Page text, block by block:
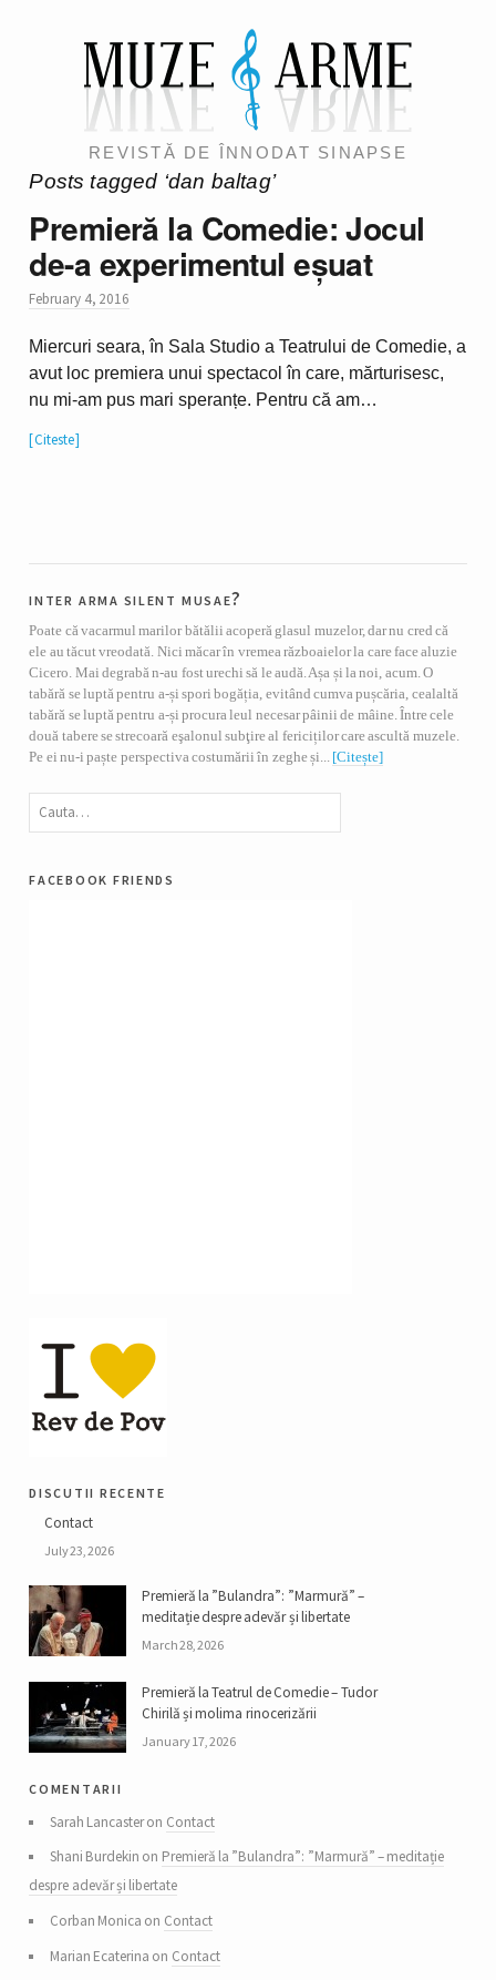
REVISTĂ DE ÎNNODAT SINAPSE
Posts tagged ‘dan baltag’
Premieră la Comedie: Jocul
de-a experimentul eșuat
February 4, 2016
Miercuri seara, în Sala Studio a Teatrului de Comedie, a
avut loc premiera unui spectacol în care, mărturisesc,
nu mi-am pus mari speranțe. Pentru că am…
Citeste
inter arma silent musae?
Poate că vacarmul marilor bătălii acoperă glasul muzelor, dar nu cred că
ele au tăcut vreodată. Nici măcar în vremea războaielor la care face aluzie
Cicero. Mai degrabă n-au fost urechi să le audă. Așa și la noi, acum. O
tabără se luptă pentru a-și spori bogăția, evitând cumva pușcăria, cealaltă
tabără se luptă pentru a-și procura leul necesar pâinii de mâine. Între cele
două tabere se strecoară eşalonul subţire al fericiților care ascultă muzele.
Pe ei nu-i paște perspectiva costumării în zeghe și... [Citește]
facebook friends
discutii recente
Contact
July 23, 2026
Premieră la ”Bulandra”: ”Marmură” –
meditație despre adevăr și libertate
March 28, 2026
Premieră la Teatrul de Comedie – Tudor
Chirilă și molima rinocerizării
January 17, 2026
comentarii
Sarah Lancaster on Contact
Shani Burdekin on Premieră la ”Bulandra”: ”Marmură” – meditație
despre adevăr și libertate
Corban Monica on Contact
Marian Ecaterina on Contact